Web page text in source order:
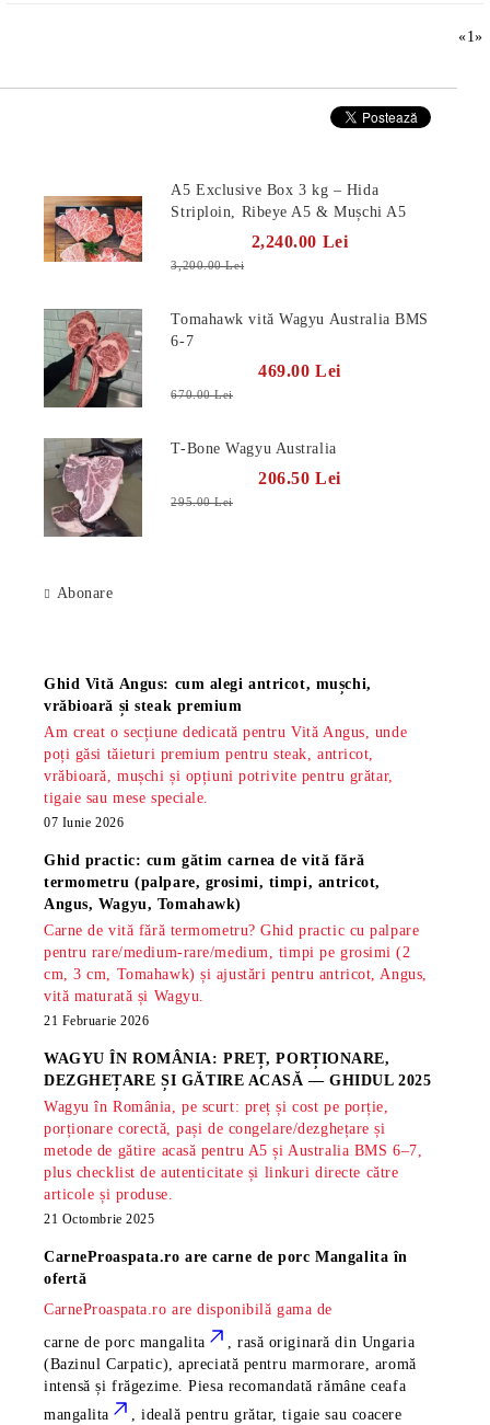
«1»
A5 Exclusive Box 3 kg – Hida
Striploin, Ribeye A5 & Mușchi A5
2,240.00 Lei
3,200.00 Lei
Tomahawk vită Wagyu Australia BMS
6-7
469.00 Lei
670.00 Lei
T-Bone Wagyu Australia
206.50 Lei
295.00 Lei
Abonare
Ghid Vită Angus: cum alegi antricot, mușchi,
vrăbioară și steak premium
Am creat o secțiune dedicată pentru Vită Angus, unde
poți găsi tăieturi premium pentru steak, antricot,
vrăbioară, mușchi și opțiuni potrivite pentru grătar,
tigaie sau mese speciale.
07 Iunie 2026
Ghid practic: cum gătim carnea de vită fără
termometru (palpare, grosimi, timpi, antricot,
Angus, Wagyu, Tomahawk)
Carne de vită fără termometru? Ghid practic cu palpare
pentru rare/medium-rare/medium, timpi pe grosimi (2
cm, 3 cm, Tomahawk) și ajustări pentru antricot, Angus,
vită maturată și Wagyu.
21 Februarie 2026
WAGYU ÎN ROMÂNIA: PREȚ, PORȚIONARE,
DEZGHEȚARE ȘI GĂTIRE ACASĂ — GHIDUL 2025
Wagyu în România, pe scurt: preț și cost pe porție,
porționare corectă, pași de congelare/dezghețare și
metode de gătire acasă pentru A5 și Australia BMS 6–7,
plus checklist de autenticitate și linkuri directe către
articole și produse.
21 Octombrie 2025
CarneProaspata.ro arecarne de porc Mangalita în
ofertă
CarneProaspata.ro are disponibilă gama de
carne de porc mangalita
, rasă originară din Ungaria
(Bazinul Carpatic), apreciată pentru marmorare, aromă
intensă și frăgezime. Piesa recomandată rămâneceafa
mangalita
, ideală pentru grătar, tigaie sau coacere